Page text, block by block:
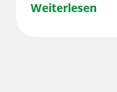
Weiterlesen